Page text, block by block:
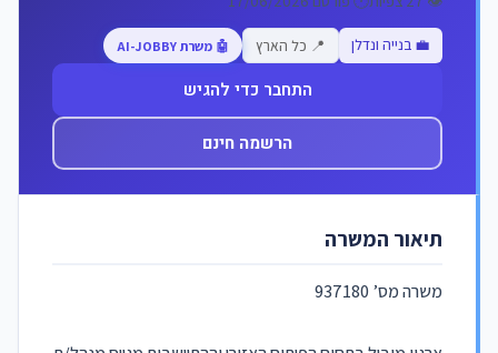
💼 בנייה ונדלן 📍 כל הארץ 🤖 משרת AI-JOBBY
התחבר כדי להגיש
הרשמה חינם
תיאור המשרה
משרה מס’ 937180